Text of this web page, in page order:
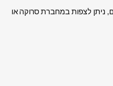
ניתן לצפות במחברת סרוקה או